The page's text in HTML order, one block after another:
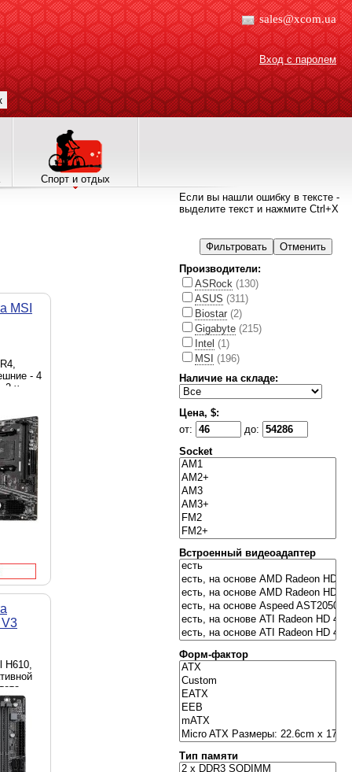
sales@xcom.ua
Вход с паролем
Спорт и отдых
MSI
- 4
2 x
Micro-
H610,
MHz,
Sub
1 x M.2
ATX
Если вы нашли ошибку в тексте -
выделите текст и нажмите Ctrl+X
Производители:
ASRock (130)
ASUS (311)
Biostar (2)
Gigabyte (215)
Intel (1)
MSI
(196)
Наличие на складе:
Цена, $:
от:
до:
Socket
Встроенный видеоадаптер
Форм-фактор
Тип памяти